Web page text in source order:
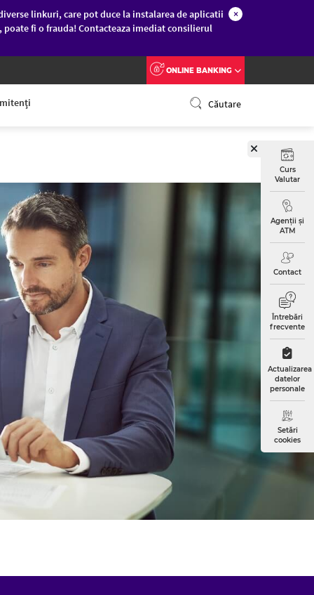
linkuri, care pot duce la instalarea de aplicatii
fi o frauda! Contacteaza imediat consilierul
×
ONLINE BANKING
Căutare
Curs
Valutar
Agenții și
ATM
Contact
Întrebări
frecvente
Actualizarea
datelor
personale
Setări
cookies